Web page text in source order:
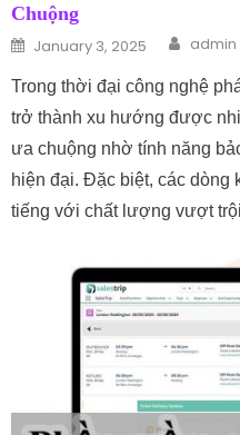
Chuộng
Posted on
January 3, 2025 Author
admin
Trong thời đại công nghệ
trở thành xu hướng được
ưa chuộng nhờ tính năng
hiện đại. Đặc biệt, các
tiếng với chất lượng vượt